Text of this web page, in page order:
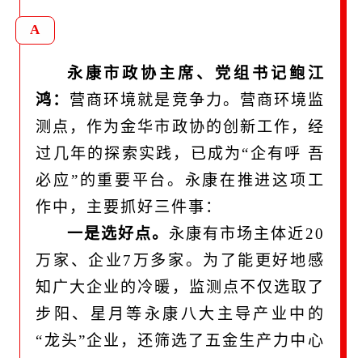
A
永康市政协主席、党组书记鲍江
鸿： 营商环境就是竞争力。营商环境监
测点，作为金华市政协的创新工作，经
过几年的探索实践，已成为“企有呼 吾
必应”的重要平台。永康在推进这项工
作中，主要抓好三件事：
一是选好点。永康有市场主体近20
万家、企业7万多家。为了能更好地感
知广大企业的冷暖，监测点不仅选取了
步阳、星月等永康八大主导产业中的
“龙头”企业，还筛选了五金生产力中心